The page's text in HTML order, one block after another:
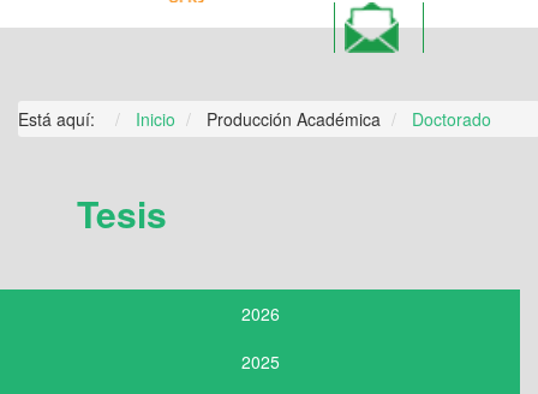
Está aquí: Inicio Producción Académica Doctorado
Tesis
2026
2025